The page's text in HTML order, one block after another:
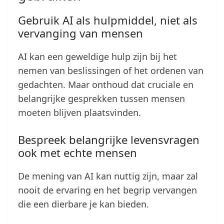
Gebruik AI als hulpmiddel, niet als
vervanging van mensen
AI kan een geweldige hulp zijn bij het
nemen van beslissingen of het ordenen van
gedachten. Maar onthoud dat cruciale en
belangrijke gesprekken tussen mensen
moeten blijven plaatsvinden.
Bespreek belangrijke levensvragen
ook met echte mensen
De mening van AI kan nuttig zijn, maar zal
nooit de ervaring en het begrip vervangen
die een dierbare je kan bieden.